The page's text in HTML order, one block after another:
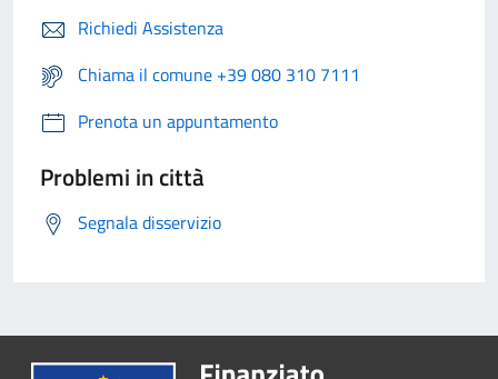
Richiedi Assistenza
Chiama il comune +39 080 310 7111
Prenota un appuntamento
Problemi in città
Segnala disservizio